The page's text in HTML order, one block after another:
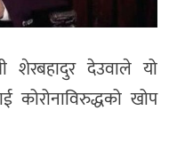
शेरबहादुर देउवाले यो
कोरोनाविरुद्धको खोप